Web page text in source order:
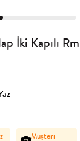
İki Kapılı
Müşteri